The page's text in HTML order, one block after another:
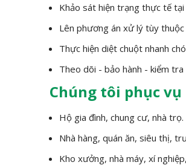
Khảo sát hiện trạng thực tế
Lên phương án xử lý tùy
Thực hiện diệt chuột nhanh
Theo dõi - bảo hành - kiểm tra
Chúng tôi phục
Hộ gia đình, chung cư, nhà trọ.
Nhà hàng, quán ăn, siêu thị,
Kho xưởng, nhà máy, xí